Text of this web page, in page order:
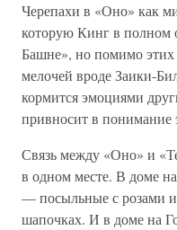
Черепахи в «Оно» как
которую Кинг в полном
Башне», но помимо
мелочей вроде Заики-
кормится эмоциями
привносит в понимание
Связь между «Оно» и
в одном месте. В доме
— посыльные с розами
шапочках. И в доме на